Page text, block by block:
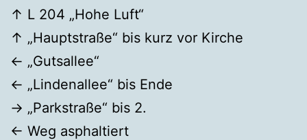
↑ L 204 „Hohe Luft“
↑ „Hauptstraße“ bis kurz vor Kirche
← „Gutsallee“
← „Lindenallee“ bis Ende
→ „Parkstraße“ bis 2.
← Weg asphaltiert